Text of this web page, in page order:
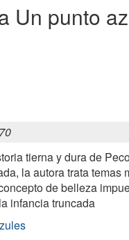
Un punto
tierna y dura de
la autora trata temas
de belleza
infancia truncada